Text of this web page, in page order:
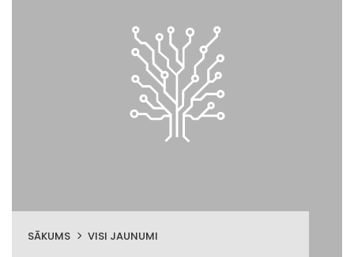
SĀKUMS VISI JAUNUMI